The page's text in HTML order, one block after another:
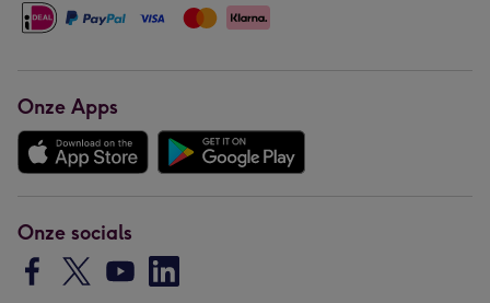
Onze Apps
Onze socials